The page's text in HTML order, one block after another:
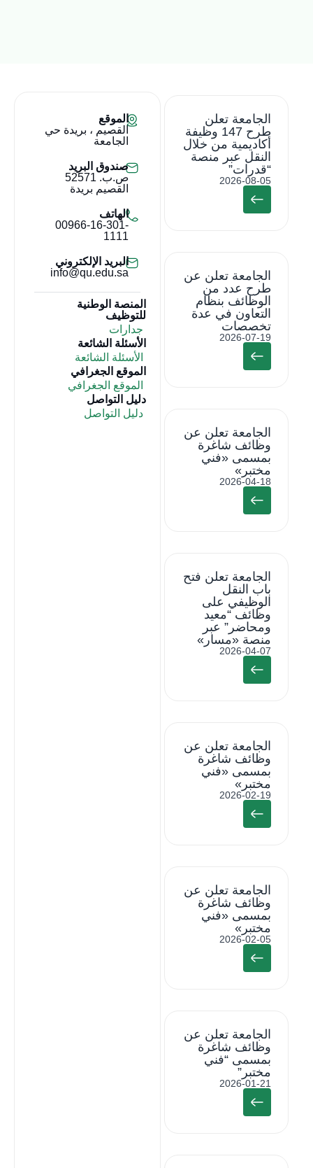
الجامعة تعلن
طرح 147 وظيفة
أكاديمية من خلال
النقل عبر منصة
“قدرات”
2026-08-05
الجامعة تعلن عن
طرح عدد من
الوظائف بنظام
التعاون في عدة
تخصصات
2026-07-19
الجامعة تعلن عن
وظائف شاغرة
بمسمى «فني
مختبر»
2026-04-18
الجامعة تعلن فتح
باب النقل
الوظيفي على
وظائف “معيد
ومحاضر” عبر
منصة «مسار»
2026-04-07
الجامعة تعلن عن
وظائف شاغرة
بمسمى «فني
مختبر»
2026-02-19
الجامعة تعلن عن
وظائف شاغرة
بمسمى «فني
مختبر»
2026-02-05
الجامعة تعلن عن
وظائف شاغرة
بمسمى “فني
مختبر”
2026-01-21
الموقع
القصيم ، بريدة حي
الجامعة
صندوق البريد
ص.ب. 52571
القصيم بريدة
الهاتف
00966-16-301-
1111
البريد الإلكتروني
info@qu.edu.sa
المنصة الوطنية
للتوظيف
جدارات
الأسئلة الشائعة
الأسئلة الشائعة
الموقع الجغرافي
الموقع الجغرافي
دليل التواصل
دليل التواصل